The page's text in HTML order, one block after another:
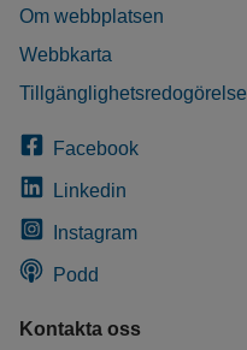
Om webbplatsen
Webbkarta
Tillgänglighetsredogörelse
Facebook
Linkedin
Instagram
Podd
Kontakta oss